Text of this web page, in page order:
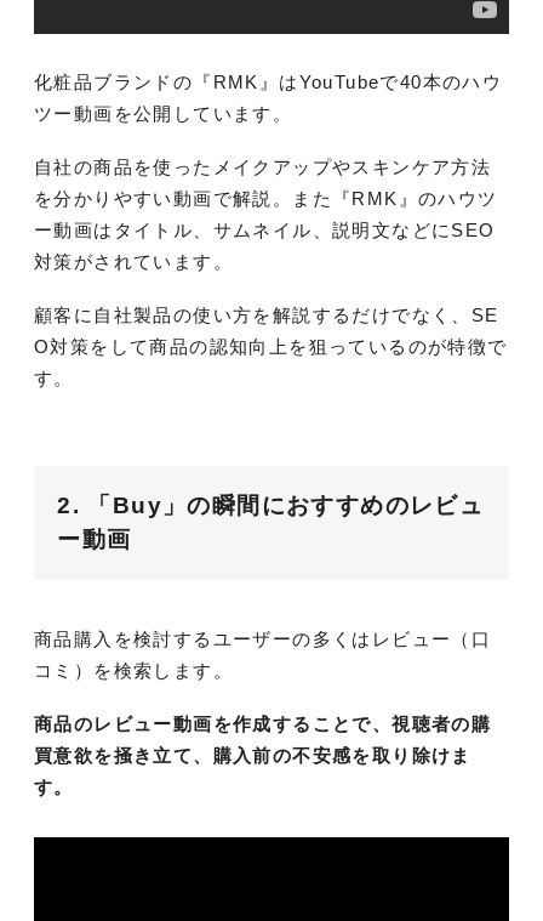
化粧品ブランドの『RMK』はYouTubeで40本のハウ
ツー動画を公開しています。
自社の商品を使ったメイクアップやスキンケア方法
を分かりやすい動画で解説。また『RMK』のハウツ
ー動画はタイトル、サムネイル、説明文などにSEO
対策がされています。
顧客に自社製品の使い方を解説するだけでなく、SE
O対策をして商品の認知向上を狙っているのが特徴で
す。
2. 「Buy」の瞬間におすすめのレビュ
ー動画
商品購入を検討するユーザーの多くはレビュー（口
コミ）を検索します。
商品のレビュー動画を作成することで、視聴者の購
買意欲を掻き立て、購入前の不安感を取り除けま
す。